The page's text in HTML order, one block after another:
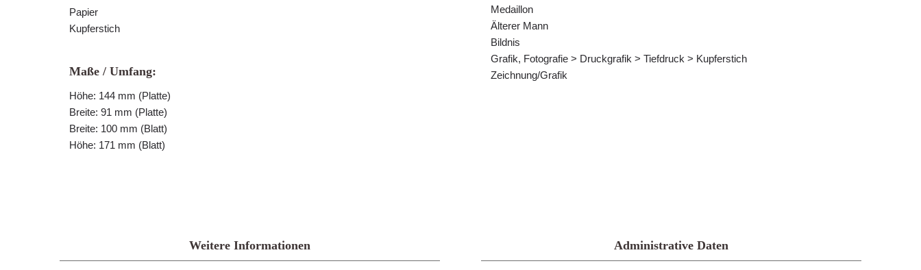
Papier
Kupferstich
Maße / Umfang:
Höhe: 144 mm (Platte)
Breite: 91 mm (Platte)
Breite: 100 mm (Blatt)
Höhe: 171 mm (Blatt)
Medaillon
Älterer Mann
Bildnis
Grafik, Fotografie > Druckgrafik > Tiefdruck > Kupferstich
Zeichnung/Grafik
Weitere Informationen Administrative Daten